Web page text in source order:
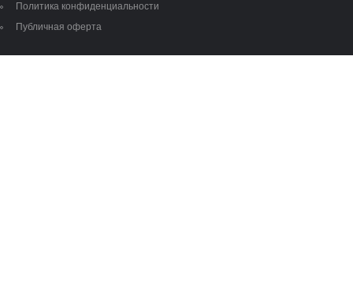
Политика конфиденциальности
Публичная оферта